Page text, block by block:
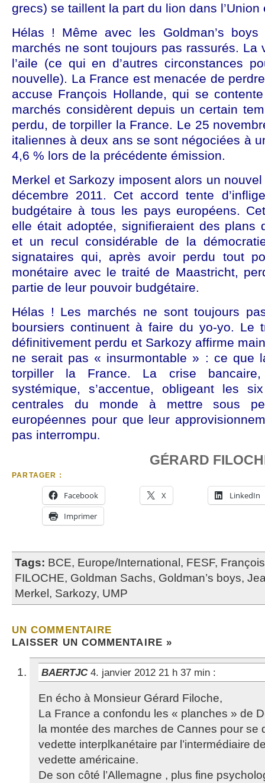
grecs) se taillent la part du lion dans l’Union
Hélas ! Même avec les Goldman’s
marchés ne sont toujours pas rassurés. La
l’aile (ce qui en d’autres circonstances
nouvelle). La France est menacée de
accuse François Hollande, qui se
marchés considèrent depuis un certain
perdu, de torpiller la France. Le 25
italiennes à deux ans se sont négociées à
4,6 % lors de la précédente émission.
Merkel et Sarkozy imposent alors un
décembre 2011. Cet accord tente
budgétaire à tous les pays européens.
elle était adoptée, signifieraient des plans
et un recul considérable de la
signataires qui, après avoir perdu tout
monétaire avec le traité de Maastricht,
partie de leur pouvoir budgétaire.
Hélas ! Les marchés ne sont toujours
boursiers continuent à faire du yo-yo. Le
définitivement perdu et Sarkozy affirme
ne serait pas « insurmontable » : ce que
torpiller la France. La crise
systémique, s’accentue, obligeant les
centrales du monde à mettre sous
européennes pour que leur
pas interrompu.
GÉRARD
PARTAGER :
Facebook X
LinkedIn
Imprimer
Tags: BCE, Europe/International , FESF,
FILOCHE, Goldman Sachs, Goldman’s boys,
Merkel , Sarkozy, UMP
UN COMMENTAIRE
LAISSER UN COMMENTAIRE »
BAERTJC 4. janvier 2012 21 h 37 min :
En écho à Monsieur Gérard Filoche,
La France a confondu les « planches » de
la montée des marches de Cannes pour se
vedette interplkanétaire par l’intermédiaire
vedette américaine.
De son côté l’Allemagne , plus fine